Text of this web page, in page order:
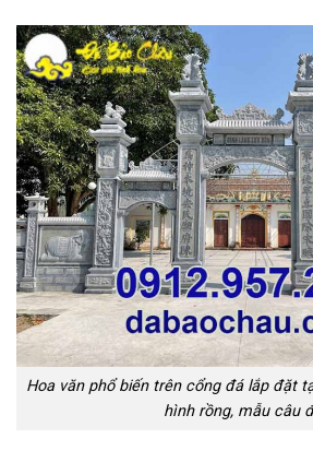
Hoa văn phổ biến trên cổng đá lắp đặt
hình rồng, mẫu câu